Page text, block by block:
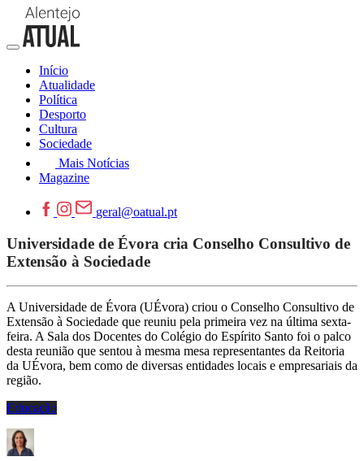
Início
Atualidade
Política
Desporto
Cultura
Sociedade
Mais Notícias
Magazine
geral@oatual.pt
Universidade de Évora cria Conselho Consultivo de
Extensão à Sociedade
A Universidade de Évora (UÉvora) criou o Conselho Consultivo de
Extensão à Sociedade que reuniu pela primeira vez na última sexta-
feira. A Sala dos Docentes do Colégio do Espírito Santo foi o palco
desta reunião que sentou à mesma mesa representantes da Reitoria
da UÉvora, bem como de diversas entidades locais e empresariais da
região.
Educação